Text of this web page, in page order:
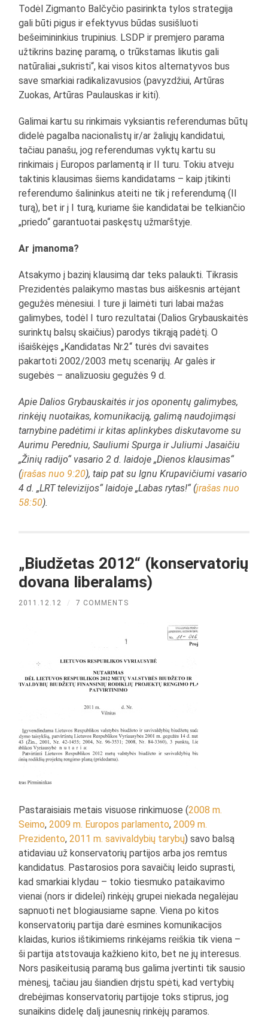
Todėl Zigmanto Balčyčio pasirinkta tylos strategija
gali būti pigus ir efektyvus būdas susišluoti
bešeimininkius trupinius. LSDP ir premjero parama
užtikrins bazinę paramą, o trūkstamas likutis gali
natūraliai „sukristi“, kai visos kitos alternatyvos bus
save smarkiai radikalizavusios (pavyzdžiui, Artūras
Zuokas, Artūras Paulauskas ir kiti).
Galimai kartu su rinkimais vyksiantis referendumas būtų
didelė pagalba nacionalistų ir/ar žaliųjų kandidatui,
tačiau panašu, jog referendumas vyktų kartu su
rinkimais į Europos parlamentą ir II turu. Tokiu atveju
taktinis klausimas šiems kandidatams – kaip įtikinti
referendumo šalininkus ateiti ne tik į referendumą (II
turą), bet ir į I turą, kuriame šie kandidatai be telkiančio
„priedo“ garantuotai paskęstų užmarštyje.
Ar įmanoma?
Atsakymo į bazinį klausimą dar teks palaukti. Tikrasis
Prezidentės palaikymo mastas bus aiškesnis artėjant
gegužės mėnesiui. I ture ji laimėti turi labai mažas
galimybes, todėl I turo rezultatai (Dalios Grybauskaitės
surinktų balsų skaičius) parodys tikrąją padėtį. O
išaiškėjęs „Kandidatas Nr.2“ turės dvi savaites
pakartoti 2002/2003 metų scenarijų. Ar galės ir
sugebės – analizuosiu gegužės 9 d.
Apie Dalios Grybauskaitės ir jos oponentų galimybes,
rinkėjų nuotaikas, komunikaciją, galimą naudojimąsi
tarnybine padėtimi ir kitas aplinkybes diskutavome su
Aurimu Peredniu, Sauliumi Spurga ir Juliumi Jasaičiu
„Žinių radijo“ vasario 2 d. laidoje „Dienos klausimas“
(įrašas nuo 9:20), taip pat su Ignu Krupavičiumi vasario
4 d. „LRT televizijos“ laidoje „Labas rytas!“ (įrašas nuo
58:50).
„Biudžetas 2012“ (konservatorių
dovana liberalams)
2011.12.12 / 7 COMMENTS
Pastaraisiais metais visuose rinkimuose (2008 m.
Seimo,2009 m. Europos parlamento,2009 m.
Prezidento,2011 m. savivaldybių tarybų) savo balsą
atidaviau už konservatorių partijos arba jos remtus
kandidatus. Pastarosios pora savaičių leido suprasti,
kad smarkiai klydau – tokio tiesmuko pataikavimo
vienai (nors ir didelei) rinkėjų grupei niekada negalėjau
sapnuoti net blogiausiame sapne. Viena po kitos
konservatorių partija darė esmines komunikacijos
klaidas, kurios ištikimiems rinkėjams reiškia tik viena –
ši partija atstovauja kažkieno kito, bet ne jų interesus.
Nors pasikeitusią paramą bus galima įvertinti tik sausio
mėnesį, tačiau jau šiandien drįstu spėti, kad vertybių
drebėjimas konservatorių partijoje toks stiprus, jog
sunaikins didelę dalį jaunesnių rinkėjų paramos.